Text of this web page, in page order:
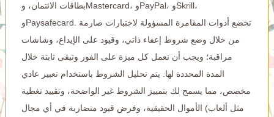
بطاقات الائتمان، وMastercard، وPayPal، وSkrill،
وPaysafecard. تخضع أدوات المقامرة المسؤولة لاختبارات صارمة
من خلال وضع شروط إعفاء ذاتي، وقيود على الإيداع، وشاشات
مراقبة؛ ويجب أن تعمل كل ميزة على الفور وتبقى ثابتة خلال
المدة المحددة لها. يتم تحليل الشروط باستخدام تعبير عادي
مخصص، مما يسمح لك بتمييز الشروط غير الواضحة، وتقييد تغطية
الأموال الحقيقية، وفرض قيود متضاربة في أي مجال (مثل ألعاب